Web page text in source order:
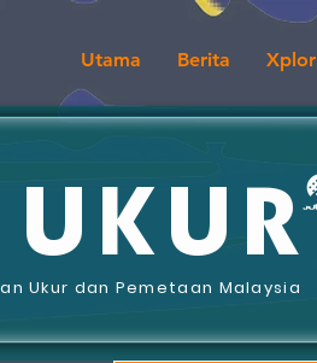
Utama Berita Xplor
Ukur dan Pemetaan Malaysia